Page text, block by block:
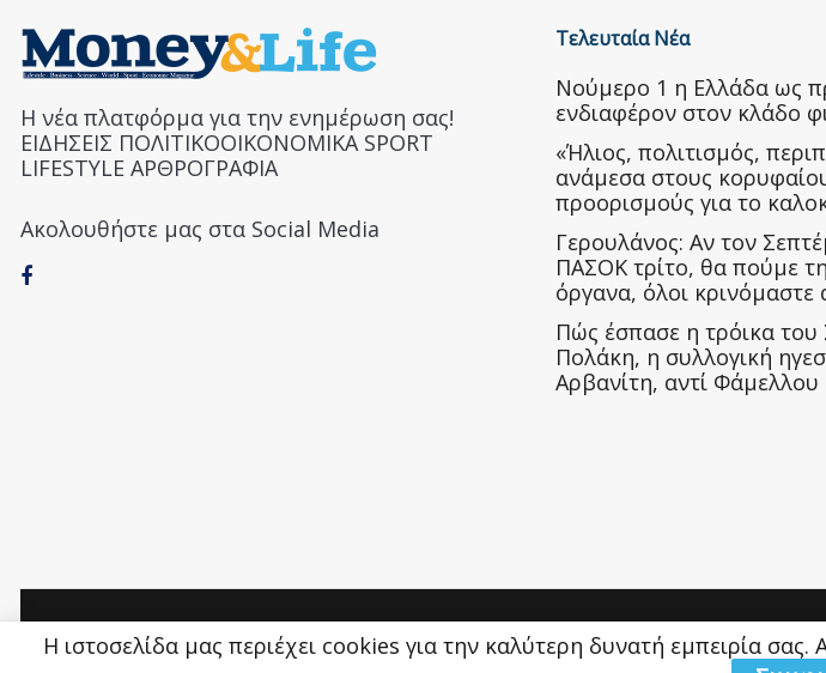
Η νέα πλατφόρμα για την ενημέρωση σας!
ΕΙΔΗΣΕΙΣ ΠΟΛΙΤΙΚΟΟΙΚΟΝΟΜΙΚΑ SPORT
LIFESTYLE ΑΡΘΡΟΓΡΑΦΙΑ
Ακολουθήστε μας στα Social Media
Τελευταία Νέα
Nούμερο 1 η Ελλάδα ως
ενδιαφέρον στον κλάδο
«Ήλιος, πολιτισμός,
ανάμεσα στους
προορισμούς για το
Γερουλάνος: Αν τον
ΠΑΣΟΚ τρίτο, θα πούμε
όργανα, όλοι
Πώς έσπασε η τρόικα
Πολάκη, η συλλογική
Αρβανίτη, αντί Φάμελλου
Η ιστοσελίδα μας περιέχει cookies για την καλύτερη δυνατή εμπειρία